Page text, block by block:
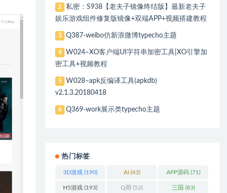
2
私密：S938【老夫子镜像终结版】最新老夫子
娱乐游戏组件修复版镜像+双端APP+视频搭建教程
3 Q387-weibo仿新浪微博typecho主题
4
W024–XO客户端UI字符串加密工具|XO引擎加
密工具+视频教程
5
W028–apk反编译工具(apkdb)
v2.1.3.20180418
6 Q369-work展示类typecho主题
热门标签
3D游戏 (190) AI(43) APP源码(71)
H5游戏 (193) Q萌 (52) 三国 (83)